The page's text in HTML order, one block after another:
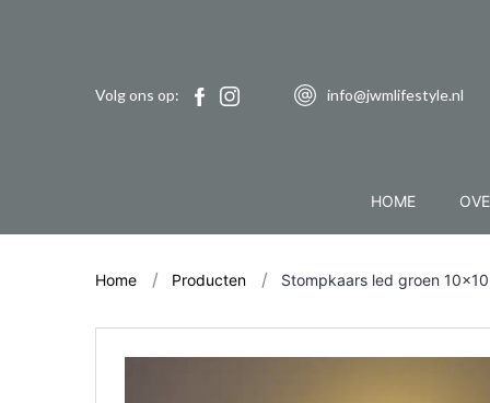
Volg ons op: info@jwmlifestyle.nl
HOME
Home Producten Stompkaars led groen